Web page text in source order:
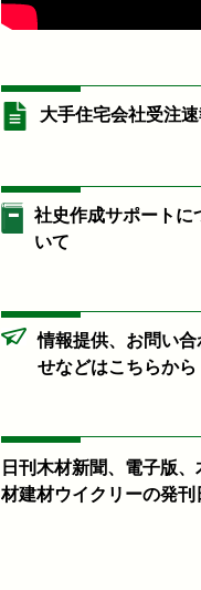
大手住宅会社受注速
社史作成サポートに
いて
情報提供、お問い合
せなどはこちらから
日刊木材新聞、電子版、
材建材ウイクリーの発刊